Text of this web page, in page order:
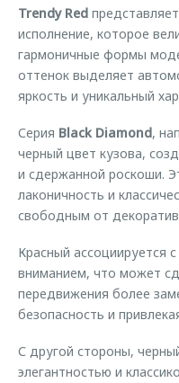
Калькулятор трейд-ин
Trendy Red
исполнение, которое
гармоничные формы
оттенок выделяет
яркость и уникальный
Серия Black Diamond,
черный цвет кузова,
и сдержанной роскоши.
лаконичность и
свободным от
Красный ассоциируется
вниманием, что может
передвижения более
безопасность и
С другой стороны,
элегантностью и